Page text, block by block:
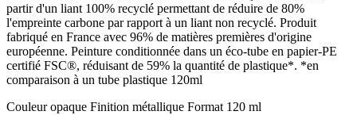
partir d'un liant 100% recyclé permettant de réduire de 80%
l'empreinte carbone par rapport à un liant non recyclé. Produit
fabriqué en France avec 96% de matières premières d'origine
européenne. Peinture conditionnée dans un éco-tube en papier-PE
certifié FSC®, réduisant de 59% la quantité de plastique*. *en
comparaison à un tube plastique 120ml
Couleur opaque Finition métallique Format 120 ml